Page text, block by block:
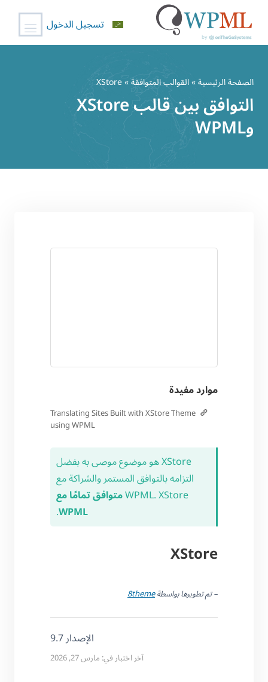
المحتوى
تسجيل الدخول
الصفحة الرئيسية»القوالب المتوافقة» XStore
التوافق بين قالب XStore
وWPML
موارد مفيدة
Translating Sites Built with XStore Theme
using WPML
XStore هو موضوع موصى به بفضل
التزامه بالتوافق المستمر والشراكة مع
WPML. XStoreمتوافق تمامًا مع
WPML
.
XStore
– تم تطويرها بواسطة8theme
الإصدار 9.7
آخر اختبار في: مارس 27, 2026